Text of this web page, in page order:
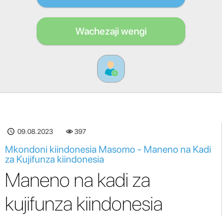
Wachezaji wengi
09.08.2023 397
Mkondoni kiindonesia Masomo - Maneno na Kadi
za Kujifunza kiindonesia
Maneno na kadi za
kujifunza kiindonesia